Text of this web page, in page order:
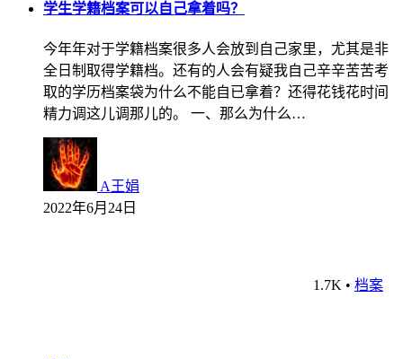
学生学籍档案可以自己拿着吗？
今年年对于学籍档案很多人会放到自己家里，尤其是非
全日制取得学籍档。还有的人会有疑我自己辛辛苦苦考
取的学历档案袋为什么不能自已拿着？还得花钱花时间
精力调这儿调那儿的。 一、那么为什么…
A王娟
2022年6月24日
1.7K • 档案